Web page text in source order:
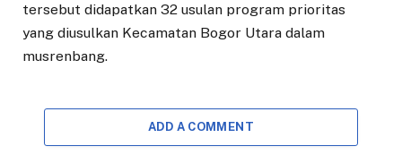
tersebut didapatkan 32 usulan program prioritas
yang diusulkan Kecamatan Bogor Utara dalam
musrenbang.
ADD A COMMENT